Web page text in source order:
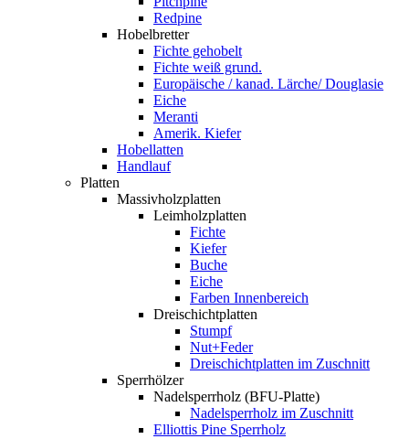
Redpine
Hobelbretter
Fichte gehobelt
Fichte weiß grund.
Europäische / kanad. Lärche/ Douglasie
Eiche
Meranti
Amerik. Kiefer
Hobellatten
Handlauf
Platten
Massivholzplatten
Leimholzplatten
Fichte
Kiefer
Buche
Eiche
Farben Innenbereich
Dreischichtplatten
Stumpf
Nut+Feder
Dreischichtplatten im Zuschnitt
Sperrhölzer
Nadelsperrholz (BFU-Platte)
Nadelsperrholz im Zuschnitt
Elliottis Pine Sperrholz